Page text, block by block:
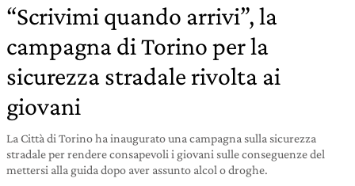
“Scrivimi quando arrivi”, la
campagna di Torino per la
sicurezza stradale rivolta ai
giovani
La Città di Torino ha inaugurato una campagna sulla sicurezza
stradale per rendere consapevoli i giovani sulle conseguenze del
mettersi alla guida dopo aver assunto alcol o droghe.